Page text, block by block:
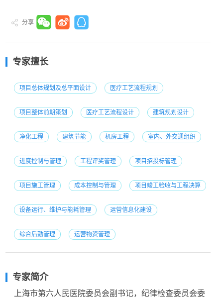
分享
专家擅长
项目总体规划及总平面设计 医疗工艺流程规划
项目整体前期策划 医疗工艺流程设计 建筑规划设计
净化工程 建筑节能 机房工程 室内、外交通组织
进度控制与管理 工程评奖管理 项目招投标管理
项目施工管理 成本控制与管理 项目竣工验收与工程决算
设备运行、维护与能耗管理 运营信息化建设
综合后勤管理 运营物资管理
专家简介
上海市第六人民医院委员会副书记，纪律检查委员会委